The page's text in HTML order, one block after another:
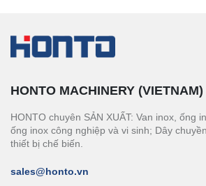
HONTO MACHINERY
HONTO chuyên SẢN XUẤT: Van inox, ống
ống inox công nghiệp và vi sinh; Dây
thiết bị chế biến.
sales@honto.vn